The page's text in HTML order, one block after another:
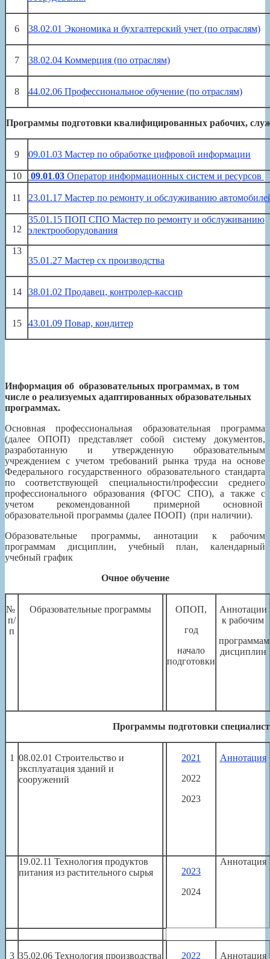
6 38.02.01 Экономика и бухгалтерский учет (по отраслям)
7 38.02.04 Коммерция (по отраслям)
8 44.02.06 Профессиональное обучение (по отраслям)
Программы подготовки квалифицированных рабочих,
9 09.01.03 Мастер по обработке цифровой информации
10 09.01.03 Оператор информационных систем и ресурсов
11 23.01.17 Мастер по ремонту и обслуживанию
12
35.01.15 ПОП СПО Мастер по ремонту и обслуживанию
электрооборудования
13
35.01.27 Мастер сх производства
14 38.01.02 Продавец, контролер-кассир
15 43.01.09 Повар, кондитер
Информация об образовательных программах, в том
числе о реализуемых адаптированных образовательных
программах.
Основная профессиональная образовательная программа
(далее ОПОП) представляет собой систему документов,
разработанную и утвержденную образовательным
учреждением с учетом требований рынка труда на основе
Федерального государственного образовательного стандарта
по соответствующей специальности/профессии среднего
профессионального образования (ФГОС СПО), а также с
учетом рекомендованной примерной основной
образовательной программы (далее ПООП) (при наличии).
Образовательные программы, аннотации к рабочим
программам дисциплин, учебный план, календарный
учебный график
Очное обучение
№
п/
п
Образовательные программы
ОПОП,
год
начало
подготовки
Аннотации
к рабочим
программам
дисциплин
Программы подготовки
1 08.02.01 Строительство и
эксплуатация зданий и
сооружений
2021
2022
2023
Аннотация
19.02.11 Технология продуктов
питания из растительного сырья
2023
2024
Аннотация
3 35.02.06 Технология производства
2022 Аннотация